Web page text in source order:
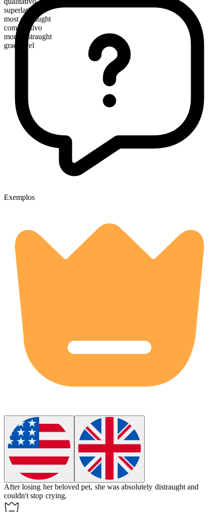
superlativo
most distraught
comparativo
more distraught
graduável
Exemplos
After losing her beloved pet, she was absolutely distraught and
couldn't stop crying.